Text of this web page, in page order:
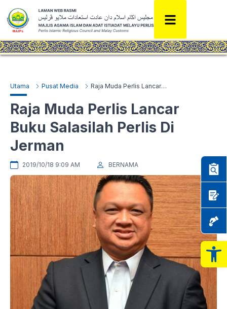
Utama Pusat Media Raja Muda Perlis Lancar Buku Salasilah Perlis Di Jerman
Raja Muda Perlis Lancar
Buku Salasilah Perlis Di
Jerman
2019/10/18 9:09 AM BERNAMA